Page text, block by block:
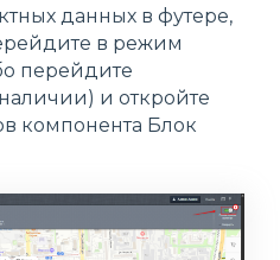
данных в футере,
в режим
перейдите
и откройте
компонента Блок